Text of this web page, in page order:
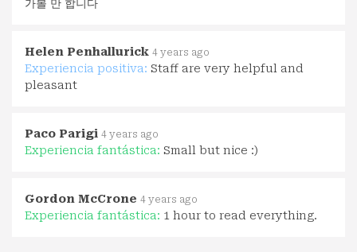
가볼 만 합니다
Helen Penhallurick 4 years ago
Experiencia positiva: Staff are very helpful and
pleasant
Paco Parigi 4 years ago
Experiencia fantástica: Small but nice :)
Gordon McCrone 4 years ago
Experiencia fantástica: 1 hour to read everything.